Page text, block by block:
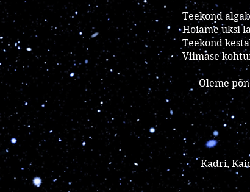
Teekond
Hoiame uksi
Teekond
Viimase
Oleme
Kadri,